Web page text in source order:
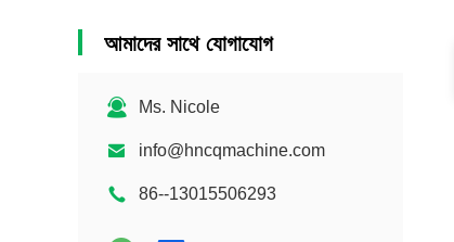
আমাদের সাথে যোগাযোগ
Ms. Nicole
info@hncqmachine.com
86--13015506293